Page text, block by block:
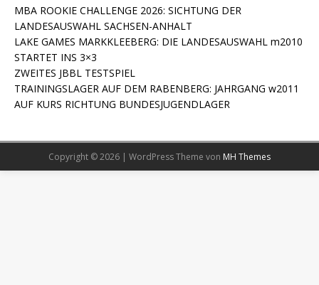
MBA ROOKIE CHALLENGE 2026: SICHTUNG DER
LANDESAUSWAHL SACHSEN-ANHALT
LAKE GAMES MARKKLEEBERG: DIE LANDESAUSWAHL m2010
STARTET INS 3×3
ZWEITES JBBL TESTSPIEL
TRAININGSLAGER AUF DEM RABENBERG: JAHRGANG w2011
AUF KURS RICHTUNG BUNDESJUGENDLAGER
Copyright © 2026 | WordPress Theme von MH Themes